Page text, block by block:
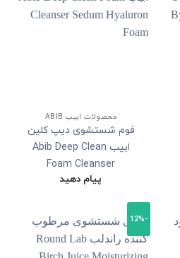
محصولات ابیب ABIB
فوم شستشوی دیپ کلین
ابیب Abib Deep Clean
Foam Cleanser
پیام دهید
-12%